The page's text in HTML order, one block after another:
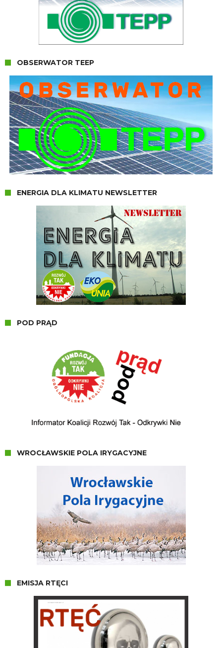
OBSERWATOR TEEP
ENERGIA DLA KLIMATU NEWSLETTER
POD PRĄD
WROCŁAWSKIE POLA IRYGACYJNE
EMISJA RTĘCI